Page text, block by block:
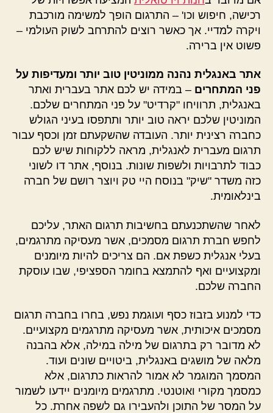
רכישה, חיפוש וכו' – התרגום הופך למשימה מורכבת
ויקרה למדיי. אך כאשר רוצים להתרחב לשוק העולמי –
פשוט אין ברירה.
אתר באנגלית נהנה ממוניטין טוב יותר ומעדיפות על
פני המתחרים – במידה יש לכם אתר בעברית ואתר
באנגלית, תרוויחו "קרדיט" על פני המתחרים שלכם.
המוניטין שלכם יראה טוב יותר ותתפסו בעיני הגולש
כחברה רצינית יותר. העובדה שהשקעתם זמן וכסף עבור
תרגום מעברית לאנגלית, מראה ללקוחות שיש לכם
כבוד לתרבויות ולשפות שונות. בנוסף, אתר דו לשוני
כזה משדר "שיק" בנוסח היי טק ויוצר רושם של חברה
בינלאומית.
לאחר שהשתכנעתם בחשיבות תרגום האתר, עליכם
לחפש חברת תרגום מסמכים, אשר מעסיקה מתרגמים,
בעלי אנגלית כשפת אם. הם צריכים להיות מיומנים
ומקצועיים ואף להתמצא בחומר הספציפי, שבו עוסקת
החברה שלכם.
כדי למנוע בזבוז כסף ועוגמת נפש, בחרו בחברה תרגום
מסמכים איכותית, אשר מעסיקה מתרגמים מקצועיים.
לא מדובר רק בתרגום של מילה במילה, אלא בהבנה
מלאה של מושגים באנגלית, ביטויים שונים ועוד.
המסמך המוגמר לא אמור להראות כתרגום, אלא
כמסמך מקורי ואוטנטי. מתרגמים מיומנים יידעו לשמור
על המסר של התוכן ולהעבירו גם לשפה אחרת. כל